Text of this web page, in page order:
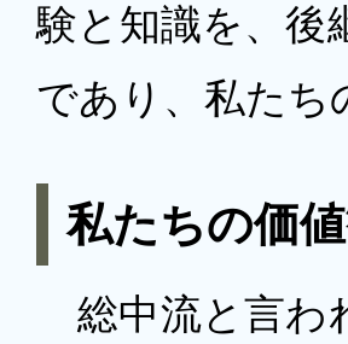
験と知識を、後
であり、私たち
私たちの価
総中流と言わ